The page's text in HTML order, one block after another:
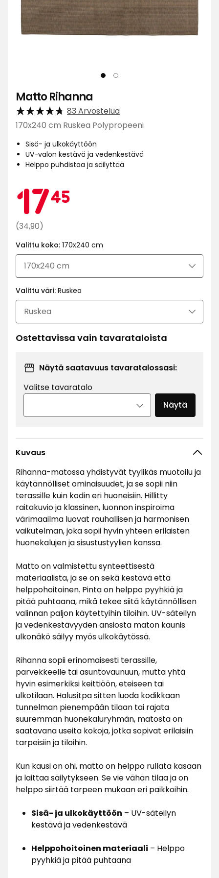
Matto Rihanna
83 Arvostelua
170x240 cm Ruskea Polypropeeni
Sisä- ja ulkokäyttöön
UV-valon kestävä ja vedenkestävä
Helppo puhdistaa ja säilyttää
1745
€
Normaali
34,90
(34,90)
Valittu koko: 170x240 cm
Valittu väri: Ruskea
Ostettavissa vain tavarataloista
Näytä saatavuus tavaratalossasi:
Valitse tavaratalo
Näytä
Kuvaus
Rihanna-matossa yhdistyvät tyylikäs muotoilu ja
käytännölliset ominaisuudet, ja se sopii niin
terassille kuin kodin eri huoneisiin. Hillitty
raitakuvio ja klassinen, luonnon inspiroima
värimaailma luovat rauhallisen ja harmonisen
vaikutelman, joka sopii hyvin yhteen erilaisten
huonekalujen ja sisustustyylien kanssa.
Matto on valmistettu synteettisestä
materiaalista, ja se on sekä kestävä että
helppohoitoinen. Pinta on helppo pyyhkiä ja
pitää puhtaana, mikä tekee siitä käytännöllisen
valinnan paljon käytettyihin tiloihin. UV-säteilyn
ja vedenkestävyyden ansiosta maton kaunis
ulkonäkö säilyy myös ulkokäytössä.
Rihanna sopii erinomaisesti terassille,
parvekkeelle tai asuntovaunuun, mutta yhtä
hyvin esimerkiksi keittiöön, eteiseen tai
ulkotilaan. Halusitpa sitten luoda kodikkaan
tunnelman pienempään tilaan tai rajata
suuremman huonekaluryhmän, matosta on
saatavana useita kokoja, jotka sopivat erilaisiin
tarpeisiin ja tiloihin.
Kun kausi on ohi, matto on helppo rullata kasaan
ja laittaa säilytykseen. Se vie vähän tilaa ja on
helppo siirtää tarpeen mukaan eri paikkoihin.
Sisä- ja ulkokäyttöön – UV-säteilyn
kestävä ja vedenkestävä
Helppohoitoinen materiaali – Helppo
pyyhkiä ja pitää puhtaana